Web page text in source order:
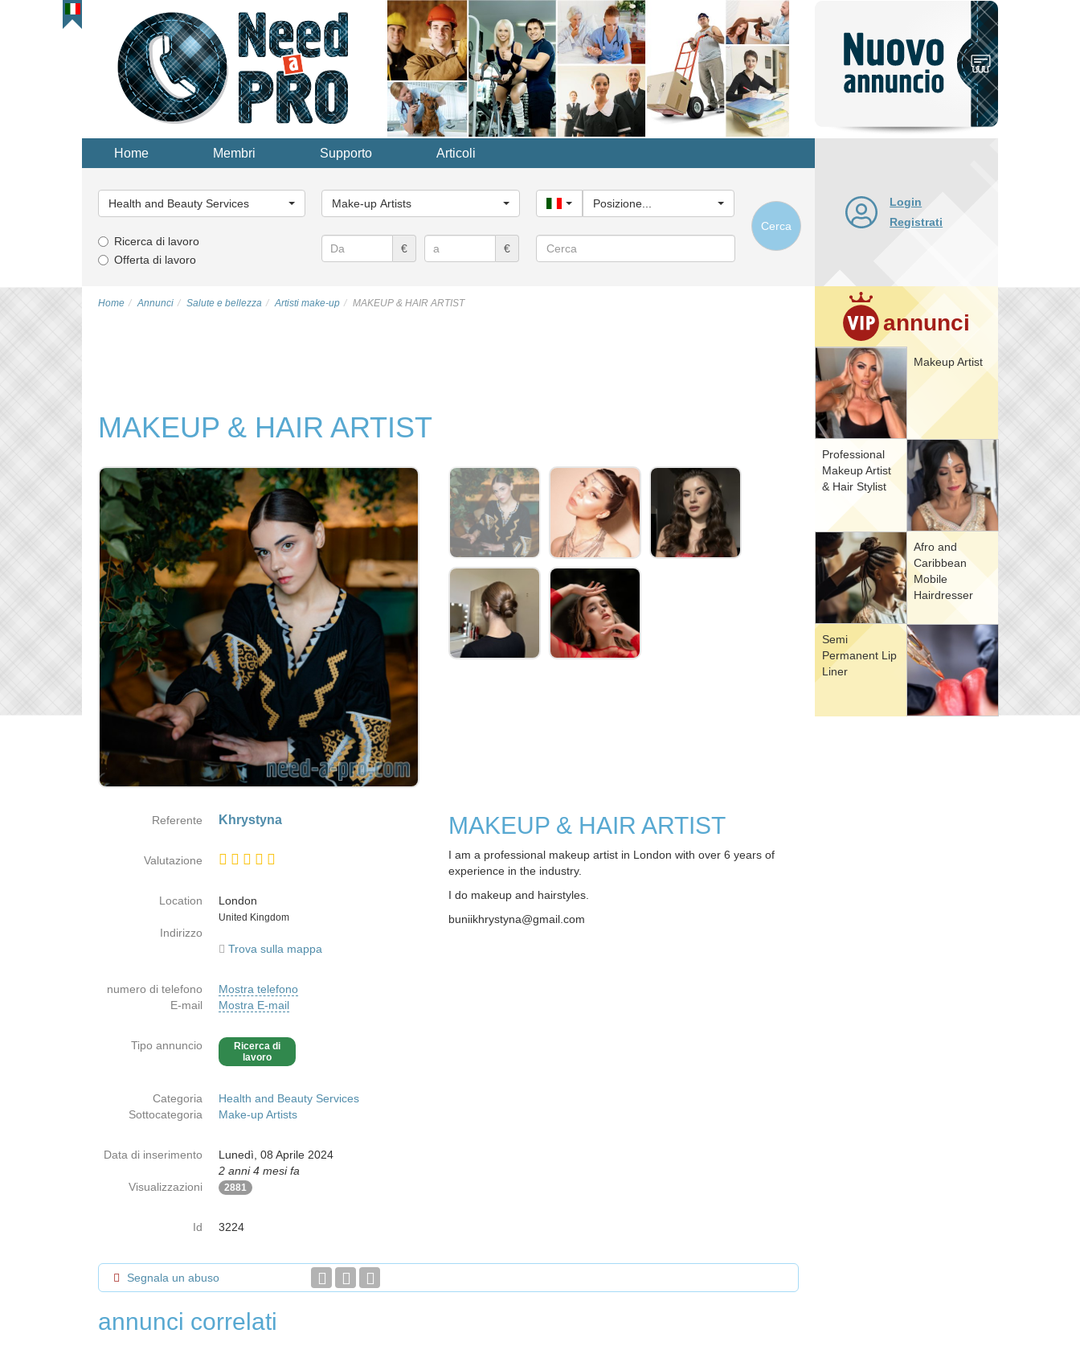
annuncio
Home Membri Supporto Articoli
principale...
Health and Beauty Services
principale...
Make-up Artists Italy Posizione...
Ricerca di lavoro
Offerta di lavoro
€ € Cerca
Cerca
Login
Registrati
annunci
Makeup Artist
Professional
Makeup Artist
& Hair Stylist
Afro and
Caribbean
Mobile
Hairdresser
Semi
Permanent Lip
Liner
Home Annunci Salute e bellezza Artisti make-up MAKEUP & HAIR ARTIST
MAKEUP & HAIR ARTIST
MAKEUP & HAIR ARTIST
I am a professional makeup artist in London with over 6 years of
experience in the industry.
I do makeup and hairstyles.
buniikhrystyna@gmail.com
Referente Khrystyna
Valutazione
Location
London
PaeseUnited Kingdom
Indirizzo
Trova sulla mappa
numero di telefono
Mostra telefono
E-mail
Mostra E-mail
Tipo annuncio
Ricerca di
lavoro
Categoria
Health and Beauty Services
Sottocategoria
Make-up Artists
Data di inserimento
Lunedì, 08 Aprile 2024
2 anni 4 mesi fa
Visualizzazioni
2881
Id 3224
Segnala un abuso
annunci correlati